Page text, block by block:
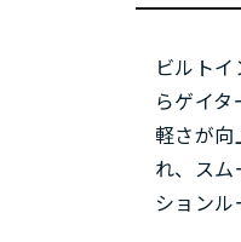
ビルト
らゲイ
軽さが
れ、ス
ション